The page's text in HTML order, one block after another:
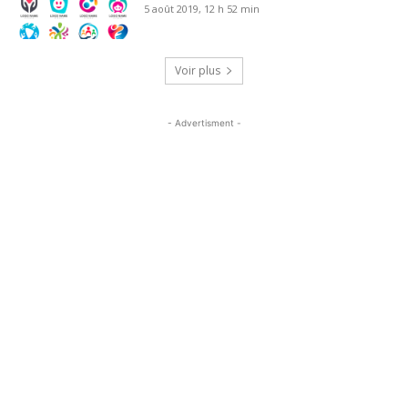
5 août 2019, 12 h 52 min
Voir plus
- Advertisment -